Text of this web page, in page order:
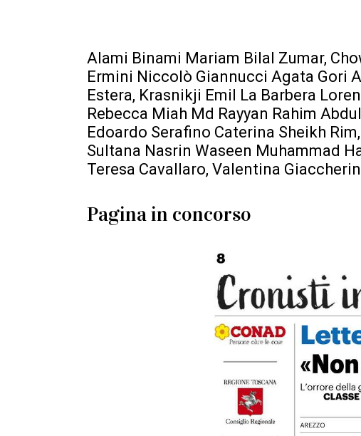
Alami Binami Mariam Bilal Zumar,
Ermini Niccolò Giannucci Agata Gori
Estera, Krasnikji Emil La Barbera
Rebecca Miah Md Rayyan Rahim
Edoardo Serafino Caterina Sheikh
Sultana Nasrin Waseen Muhammad
Teresa Cavallaro, Valentina
Pagina in concorso